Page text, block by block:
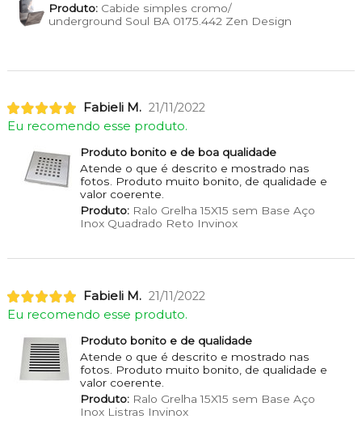
Produto:Cabide simples cromo/
underground Soul BA 0175.442 Zen Design
Fabieli M. 21/11/2022
Eu recomendo esse produto.
Produto bonito e de boa qualidade
Atende o que é descrito e mostrado nas
fotos. Produto muito bonito, de qualidade e
valor coerente.
Produto:Ralo Grelha 15X15 sem Base Aço
Inox Quadrado Reto Invinox
Fabieli M. 21/11/2022
Eu recomendo esse produto.
Produto bonito e de qualidade
Atende o que é descrito e mostrado nas
fotos. Produto muito bonito, de qualidade e
valor coerente.
Produto:Ralo Grelha 15X15 sem Base Aço
Inox Listras Invinox